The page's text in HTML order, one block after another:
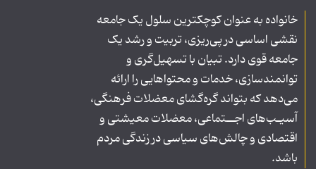
خانواده به عنوان کوچکترین سلول یک جامعه
نقشی اساسی در پی‌ریزی، تربیت و رشد یک
جامعه قوی دارد. تبیان با تسهیل‌گری و
توانمندسازی، خدمات و محتواهایی را ارائه
می‌دهد که بتواند گره‌گشای معضلات فرهنگی،
آسیـب‌های اجــتماعی، معضلات معیشتی و
اقتصادی و چالش‌های سیاسی در زندگی مردم
باشد.